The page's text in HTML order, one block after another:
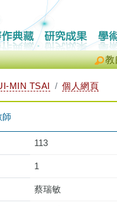
教
MIN TSAI 個人網頁
師
113
1
蔡瑞敏